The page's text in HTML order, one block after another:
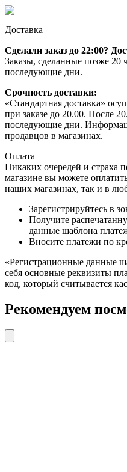
Доставка
Сделали заказ до 22:00?
Заказы, сделанные позже 20
последующие дни.
Срочность доставки:
«Стандартная доставка»
при заказе до 20.00. После
последующие дни.
продавцов в магазинах.
Оплата
Никаких очередей и страха
магазине вы можете
наших магазинах, так и в
Зарегистрируйтесь в
Получите
данные шаблона
Вносите платежи по
«Регистрационные данные
себя основные реквизиты
код, который считывается
Рекомендуем